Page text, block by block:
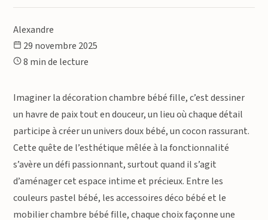
Alexandre
29 novembre 2025
8 min de lecture
Imaginer la décoration chambre bébé fille, c’est dessiner
un havre de paix tout en douceur, un lieu où chaque détail
participe à créer un univers doux bébé, un cocon rassurant.
Cette quête de l’esthétique mêlée à la fonctionnalité
s’avère un défi passionnant, surtout quand il s’agit
d’aménager cet espace intime et précieux. Entre les
couleurs pastel bébé, les accessoires déco bébé et le
mobilier chambre bébé fille, chaque choix façonne une